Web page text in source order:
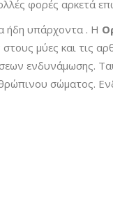
φορές αρκετά
ήδη υπάρχοντα . Η
μύες και τις
ενδυνάμωσης.
σώματος.